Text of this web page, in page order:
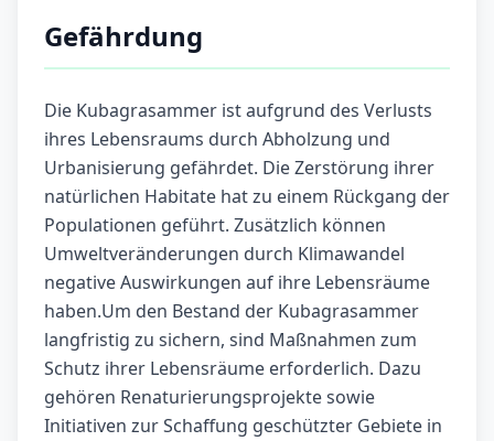
Gefährdung
Die Kubagrasammer ist aufgrund des Verlusts
ihres Lebensraums durch Abholzung und
Urbanisierung gefährdet. Die Zerstörung ihrer
natürlichen Habitate hat zu einem Rückgang der
Populationen geführt. Zusätzlich können
Umweltveränderungen durch Klimawandel
negative Auswirkungen auf ihre Lebensräume
haben.Um den Bestand der Kubagrasammer
langfristig zu sichern, sind Maßnahmen zum
Schutz ihrer Lebensräume erforderlich. Dazu
gehören Renaturierungsprojekte sowie
Initiativen zur Schaffung geschützter Gebiete in